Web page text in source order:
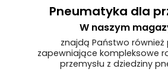
Pneumatyka dla
W naszym
znajdą Państwo
zapewniające kompleksowe
przemysłu z dziedziny